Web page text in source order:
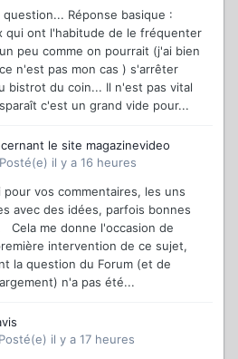
Réponse basique :
qui ont l'habitude de le fréquenter
peu comme on pourrait (j'ai bien
n'est pas mon cas ) s'arrêter
bistrot du coin... Il n'est pas vital
c'est un grand vide pour...
le site magazinevideo
Posté(e) il y a 16 heures
vos commentaires, les uns
avec des idées, parfois bonnes
Cela me donne l'occasion de
intervention de ce sujet,
la question du Forum (et de
n'a pas été...
Posté(e) il y a 17 heures